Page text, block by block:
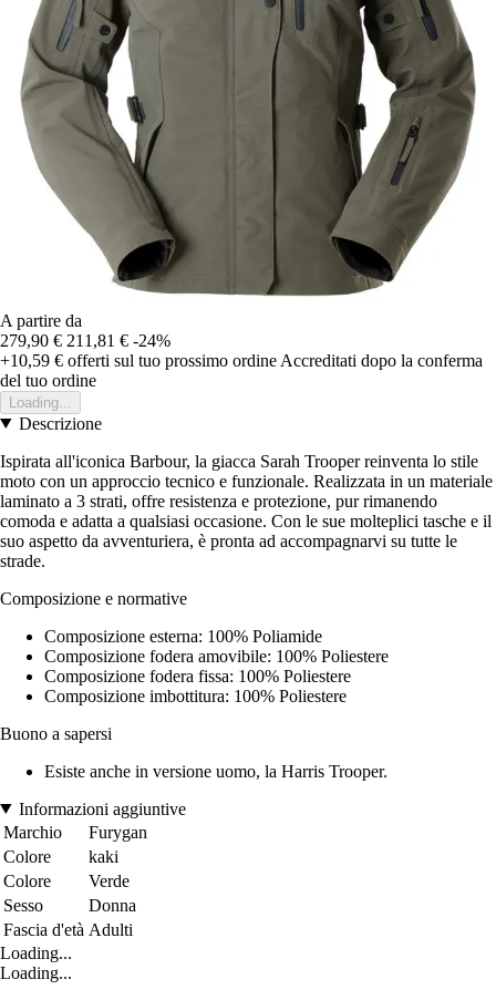
A partire da
279,90 € 211,81 € -24%
+10,59 € offerti sul tuo prossimo ordine Accreditati dopo la conferma
del tuo ordine
Loading...
Descrizione
Ispirata all'iconica Barbour, la giacca Sarah Trooper reinventa lo stile
moto con un approccio tecnico e funzionale. Realizzata in un materiale
laminato a 3 strati, offre resistenza e protezione, pur rimanendo
comoda e adatta a qualsiasi occasione. Con le sue molteplici tasche e il
suo aspetto da avventuriera, è pronta ad accompagnarvi su tutte le
strade.
Composizione e normative
Composizione esterna: 100% Poliamide
Composizione fodera amovibile: 100% Poliestere
Composizione fodera fissa: 100% Poliestere
Composizione imbottitura: 100% Poliestere
Buono a sapersi
Esiste anche in versione uomo, la Harris Trooper.
Informazioni aggiuntive
Marchio
Furygan
Colore
kaki
Colore
Verde
Sesso
Donna
Fascia d'età Adulti
Loading...
Loading...